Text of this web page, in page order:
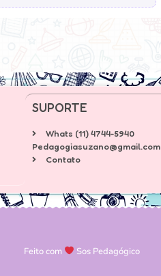
SUPORTE
Whats (11) 4744-5940
Pedagogiasuzano@gmail.com
Contato
Feito com Sos Pedagógico